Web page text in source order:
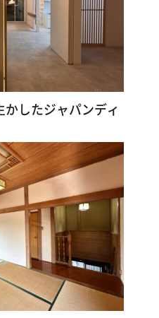
したジャパンディ